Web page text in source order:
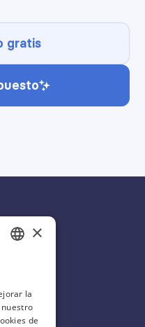
gratis
SPANISH
×
la
de